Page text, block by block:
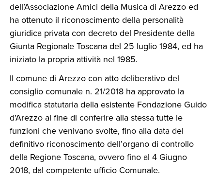
dell’Associazione Amici della Musica di Arezzo ed
ha ottenuto il riconoscimento della personalità
giuridica privata con decreto del Presidente della
Giunta Regionale Toscana del 25 luglio 1984, ed ha
iniziato la propria attività nel 1985.
Il comune di Arezzo con atto deliberativo del
consiglio comunale n. 21/2018 ha approvato la
modifica statutaria della esistente Fondazione Guido
d’Arezzo al fine di conferire alla stessa tutte le
funzioni che venivano svolte, fino alla data del
definitivo riconoscimento dell’organo di controllo
della Regione Toscana, ovvero fino al 4 Giugno
2018, dal competente ufficio Comunale.